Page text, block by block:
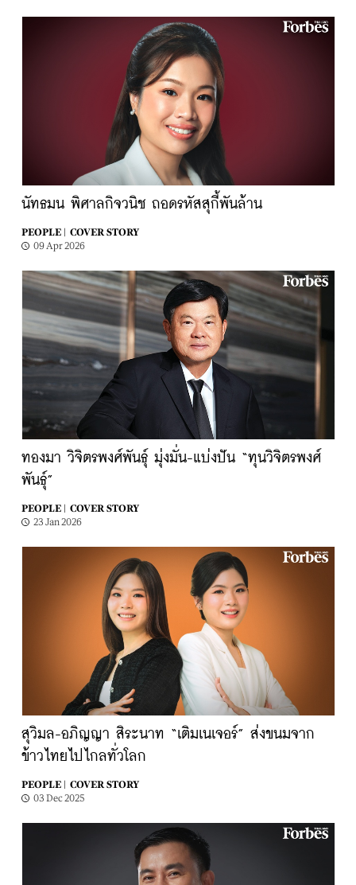
นัทธมน พิศาลกิจวนิช ถอดรหัสสุกี้พันล้าน
PEOPLE |
COVER STORY
09 Apr 2026
ทองมา วิจิตรพงศ์พันธุ์ มุ่งมั่น-แบ่งปัน “ทุนวิจิตรพงศ์
พันธุ์”
PEOPLE |
COVER STORY
23 Jan 2026
สุวิมล-อภิญญา สิระนาท “เติมเนเจอร์” ส่งขนมจาก
ข้าวไทยไปไกลทั่วโลก
PEOPLE |
COVER STORY
03 Dec 2025